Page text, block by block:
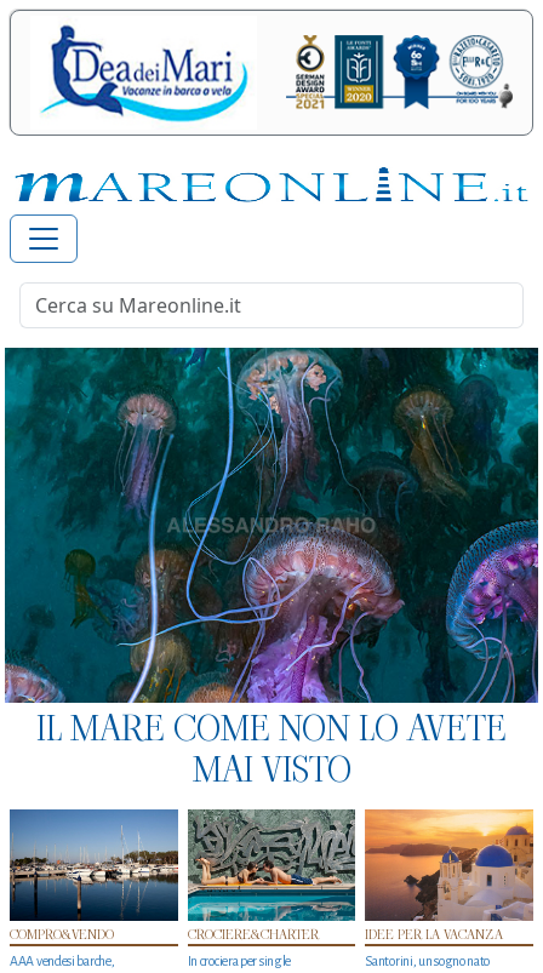
IL MARE COME NON LO AVETE
MAI VISTO
COMPRO&VENDO
AAA vendesi barche,
CROCIERE&CHARTER
In crociera per single
IDEE PER LA VACANZA
Santorini, un sogno nato